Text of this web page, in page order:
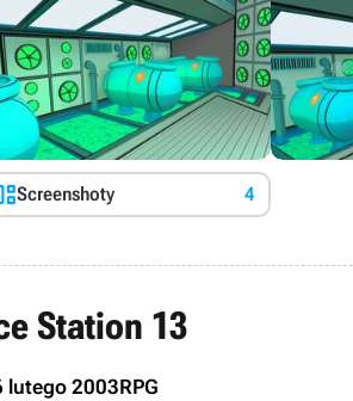
Screenshoty 4
Station 13
lutego 2003RPG